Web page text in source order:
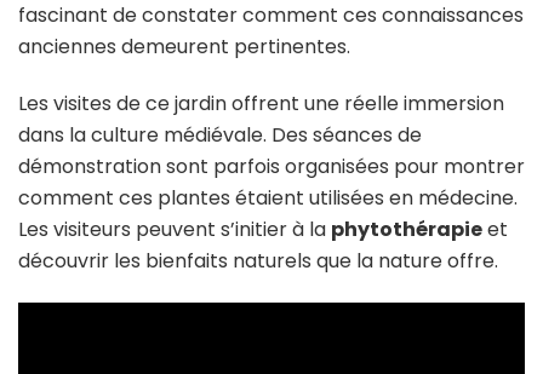
fascinant de constater comment ces connaissances
anciennes demeurent pertinentes.
Les visites de ce jardin offrent une réelle immersion
dans la culture médiévale. Des séances de
démonstration sont parfois organisées pour montrer
comment ces plantes étaient utilisées en médecine.
Les visiteurs peuvent s’initier à la phytothérapieet
découvrir les bienfaits naturels que la nature offre.